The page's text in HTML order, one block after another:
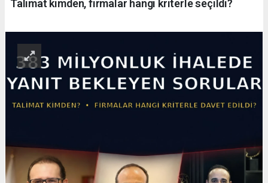
Talimat kimden, firmalar hangi kriterle seçildi?